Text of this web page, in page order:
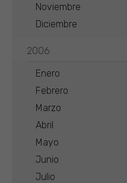
Noviembre
Diciembre
2006
Enero
Febrero
Marzo
Abril
Mayo
Junio
Julio